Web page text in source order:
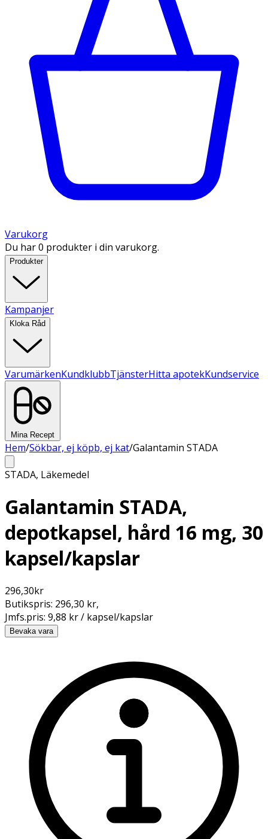
Varukorg
Du har 0 produkter i din varukorg.
Produkter
Kampanjer
Kloka Råd
VarumärkenKundklubbTjänsterHitta apotekKundservice
Mina Recept
Hem/Sökbar, ej köpb, ej kat/Galantamin STADA
STADA, Läkemedel
Galantamin STADA,
depotkapsel, hård 16 mg, 30
kapsel/kapslar
296,30kr
Butikspris: 296,30 kr,
Jmfs.pris: 9,88 kr / kapsel/kapslar
Bevaka vara